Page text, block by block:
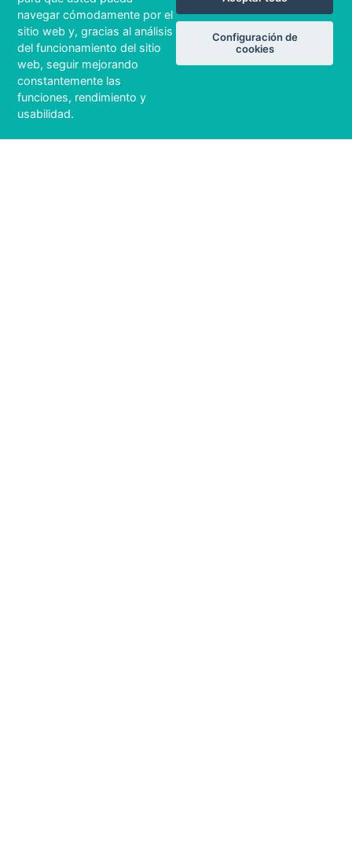
navegar cómodamente por el
sitio web y, gracias al análisis
del funcionamiento del sitio
web, seguir mejorando
constantemente las
funciones, rendimiento y
usabilidad.
Configuración de
cookies